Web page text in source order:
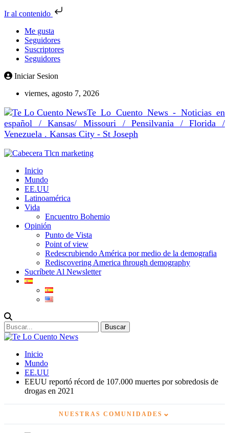
Ir al contenido
Me gusta
Seguidores
Suscriptores
Seguidores
Iniciar Sesion
viernes, agosto 7, 2026
Te Lo Cuento News - Noticias en
español / Kansas/ Missouri / Pensilvania / Florida /
Venezuela . Kansas City - St Joseph
Inicio
Mundo
EE.UU
Latinoamérica
Vida
Encuentro Bohemio
Opinión
Punto de Vista
Point of view
Redescrubiendo América por medio de la demografia
Rediscovering America through demography
Sucríbete Al Newsletter
Inicio
Mundo
EE.UU
EEUU reportó récord de 107.000 muertes por sobredosis de
drogas en 2021
NUESTRAS COMUNIDADES ⌄